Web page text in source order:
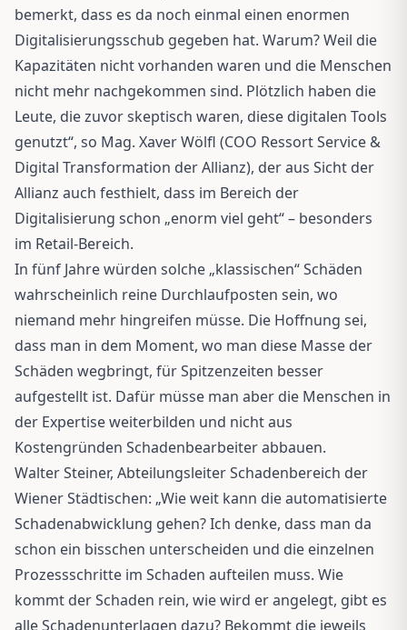
bemerkt, dass es da noch einmal einen enormen
Digitalisierungsschub gegeben hat. Warum? Weil die
Kapazitäten nicht vorhanden waren und die Menschen
nicht mehr nachgekommen sind. Plötzlich haben die
Leute, die zuvor skeptisch waren, diese digitalen Tools
genutzt“, so Mag. Xaver Wölfl (COO Ressort Service &
Digital Transformation der Allianz), der aus Sicht der
Allianz auch festhielt, dass im Bereich der
Digitalisierung schon „enorm viel geht“ – besonders
im Retail-Bereich.
In fünf Jahre würden solche „klassischen“ Schäden
wahrscheinlich reine Durchlaufposten sein, wo
niemand mehr hingreifen müsse. Die Hoffnung sei,
dass man in dem Moment, wo man diese Masse der
Schäden wegbringt, für Spitzenzeiten besser
aufgestellt ist. Dafür müsse man aber die Menschen in
der Expertise weiterbilden und nicht aus
Kostengründen Schadenbearbeiter abbauen.
Walter Steiner, Abteilungsleiter Schadenbereich der
Wiener Städtischen: „Wie weit kann die automatisierte
Schadenabwicklung gehen? Ich denke, dass man da
schon ein bisschen unterscheiden und die einzelnen
Prozessschritte im Schaden aufteilen muss. Wie
kommt der Schaden rein, wie wird er angelegt, gibt es
alle Schadenunterlagen dazu? Bekommt die jeweils